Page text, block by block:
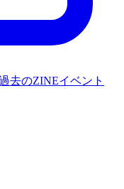
去のZINEイベント